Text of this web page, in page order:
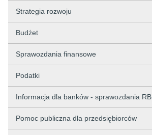
Strategia rozwoju
Budżet
Sprawozdania finansowe
Podatki
Informacja dla banków - sprawozdania RB
Pomoc publiczna dla przedsiębiorców